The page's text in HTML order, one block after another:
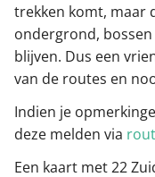
trekken komt, maar
ondergrond,
blijven. Dus een
van de routes en
Indien je
deze melden via
Een kaart met 22